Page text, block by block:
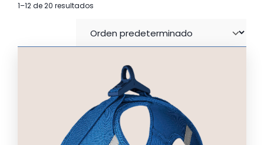
1–12 de 20 resultados